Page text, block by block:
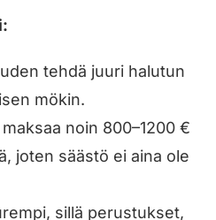
tehdä juuri halutun
mökin.
noin 800–1200 €
joten säästö ei aina ole
sillä perustukset,